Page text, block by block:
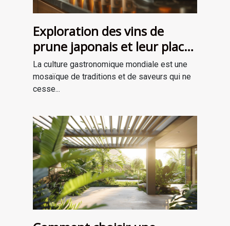
Exploration des vins de
prune japonais et leur place
dans la gastronomie
moderne
La culture gastronomique mondiale est une
mosaïque de traditions et de saveurs qui ne
cesse...